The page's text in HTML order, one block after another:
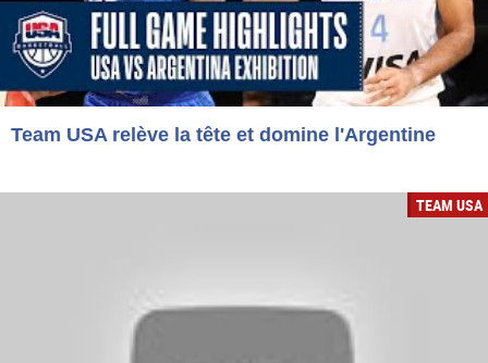
Team USA relève la tête et domine l'Argentine
TEAM USA